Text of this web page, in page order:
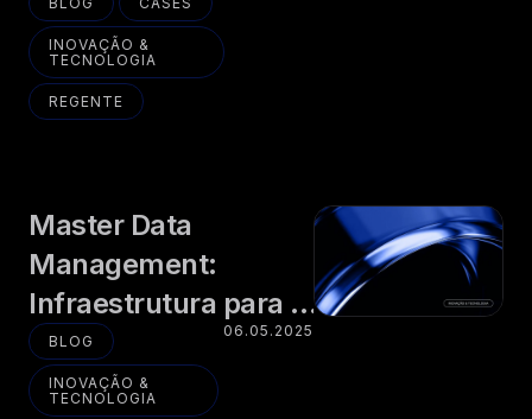
INOVAÇÃO &
TECNOLOGIA
REGENTE
Master Data
Management:
Infraestrutura para a
Autonomia de
Organizações
BLOG
INOVAÇÃO &
TECNOLOGIA
06.05.2025